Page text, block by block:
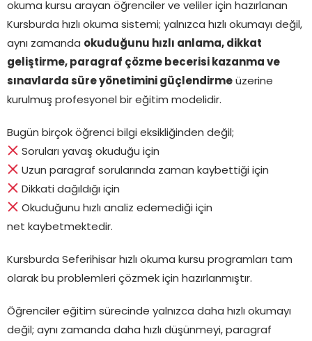
okuma kursu arayan öğrenciler ve veliler için hazırlanan
Kursburda hızlı okuma sistemi; yalnızca hızlı okumayı değil,
aynı zamanda okuduğunu hızlı anlama, dikkat
geliştirme, paragraf çözme becerisi kazanma ve
sınavlarda süre yönetimini güçlendirme üzerine
kurulmuş profesyonel bir eğitim modelidir.
Bugün birçok öğrenci bilgi eksikliğinden değil;
Soruları yavaş okuduğu için
Uzun paragraf sorularında zaman kaybettiği için
Dikkati dağıldığı için
Okuduğunu hızlı analiz edemediği için
net kaybetmektedir.
Kursburda Seferihisar hızlı okuma kursu programları tam
olarak bu problemleri çözmek için hazırlanmıştır.
Öğrenciler eğitim sürecinde yalnızca daha hızlı okumayı
değil; aynı zamanda daha hızlı düşünmeyi, paragraf